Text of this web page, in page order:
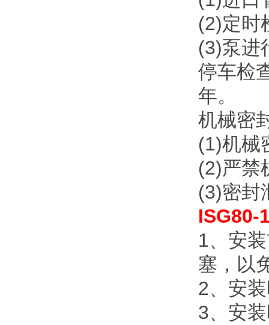
(2)定时
(3)泵进
停车检
年。
机械密
(1)机械
(2)严禁
(3)密封
ISG80-
1、安
塞，以
2、安
3、安